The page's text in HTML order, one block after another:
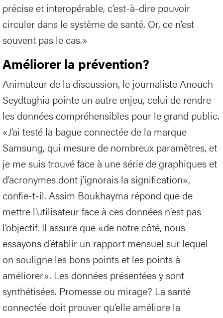
précise et interopérable, c’est-à-dire pouvoir
circuler dans le système de santé. Or, ce n’est
souvent pas le cas.»
Améliorer la prévention?
Animateur de la discussion, le journaliste Anouch
Seydtaghia pointe un autre enjeu, celui de rendre
les données compréhensibles pour le grand public.
«J’ai testé la bague connectée de la marque
Samsung, qui mesure de nombreux paramètres, et
je me suis trouvé face à une série de graphiques et
d’acronymes dont j’ignorais la signification»,
confie-t-il. Assim Boukhayma répond que de
mettre l’utilisateur face à ces données n’est pas
l’objectif. Il assure que «de notre côté, nous
essayons d’établir un rapport mensuel sur lequel
on souligne les bons points et les points à
améliorer». Les données présentées y sont
synthétisées. Promesse ou mirage? La santé
connectée doit prouver qu’elle améliore la